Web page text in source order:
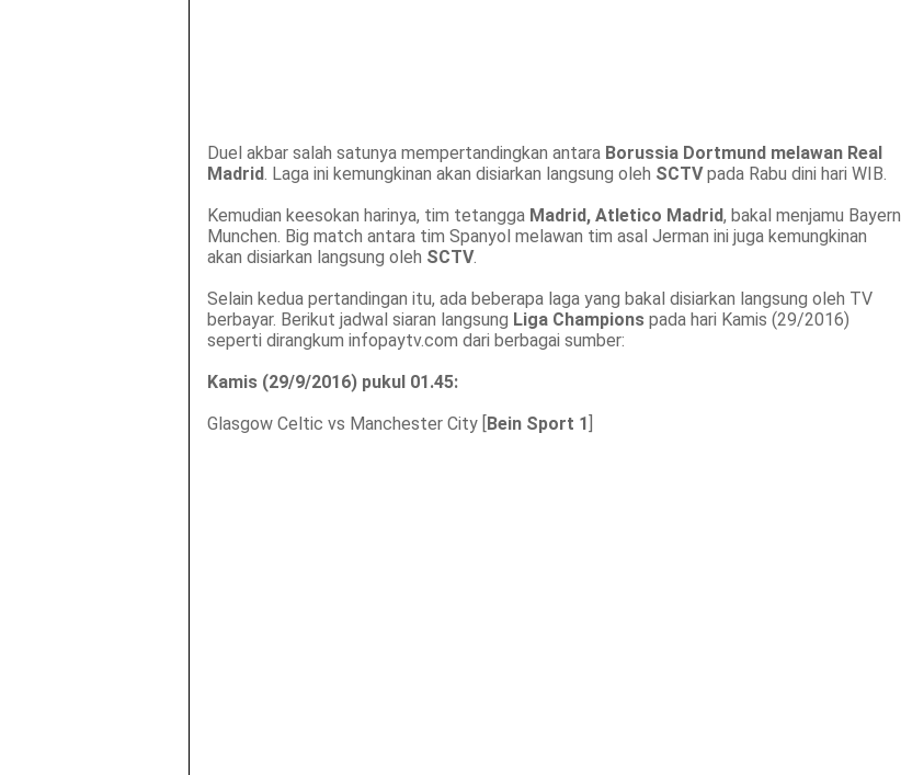
Duel akbar salah satunya mempertandingkan antara Borussia Dortmund melawan Real
Madrid. Laga ini kemungkinan akan disiarkan langsung oleh SCTVpada Rabu dini hari WIB.
Kemudian keesokan harinya, tim tetangga Madrid, Atletico Madrid, bakal menjamu Bayern
Munchen. Big match antara tim Spanyol melawan tim asal Jerman ini juga kemungkinan
akan disiarkan langsung oleh SCTV.
Selain kedua pertandingan itu, ada beberapa laga yang bakal disiarkan langsung oleh TV
berbayar. Berikut jadwal siaran langsung Liga Championspada hari Kamis (29/2016)
seperti dirangkum infopaytv.com dari berbagai sumber:
Kamis (29/9/2016) pukul 01.45:
Glasgow Celtic vs Manchester City [Bein Sport 1]